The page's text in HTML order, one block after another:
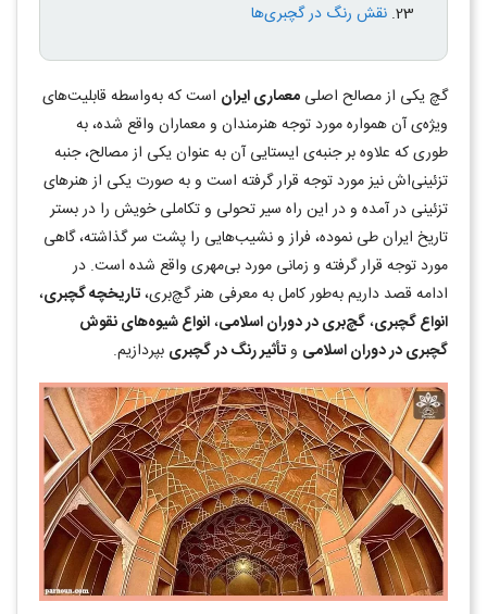
نقش رنگ در گچبری‌ها
گچ یکی از مصالح اصلی معماری ایران است که به‌واسطه قابلیت‌های
ویژه‌ی آن همواره مورد توجه هنرمندان و معماران واقع شده، به
طوری که علاوه بر جنبه‌ی ایستایی آن به عنوان یکی از مصالح، جنبه
تزئینی‌اش نیز مورد توجه قرار گرفته است و به صورت یکی از هنرهای
تزئینی در آمده و در این راه سیر تحولی و تکاملی خویش را در بستر
تاریخ ایران طی نموده، فراز و نشیب‌هایی را پشت سر گذاشته، گاهی
مورد توجه قرار گرفته و زمانی مورد بی‌مهری واقع شده است. در
ادامه قصد داریم به‌طور کامل به معرفی هنر گچ‌بری،تاریخچه گچبری،
انواع گچبری،گچ‌بری در دوران اسلامی،انواع شیوه‌های نقوش
گچبری در دوران اسلامی وتأثیر رنگ در گچبری بپردازیم.